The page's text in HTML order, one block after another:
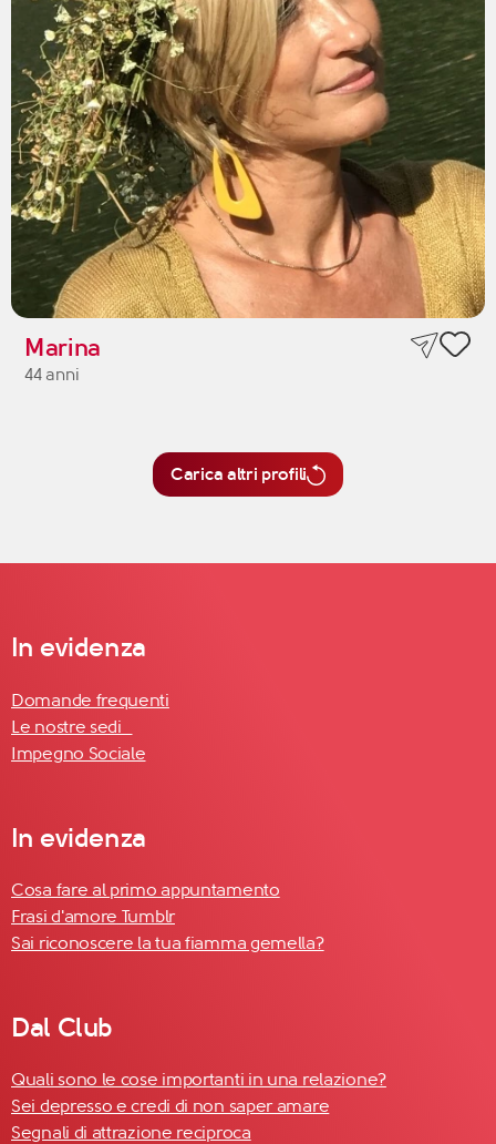
Marina
44 anni
Carica altri profili
In evidenza
Domande frequenti
Le nostre sedi
Impegno Sociale
In evidenza
Cosa fare al primo appuntamento
Frasi d'amore Tumblr
Sai riconoscere la tua fiamma gemella?
Dal Club
Quali sono le cose importanti in una relazione?
Sei depresso e credi di non saper amare
Segnali di attrazione reciproca